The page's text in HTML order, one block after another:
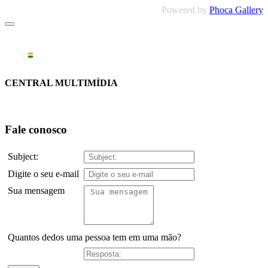
Powered by Phoca Gallery
CENTRAL MULTIMÍDIA
Fale conosco
Subject:
Digite o seu e-mail
Sua mensagem
Quantos dedos uma pessoa tem em uma mão?